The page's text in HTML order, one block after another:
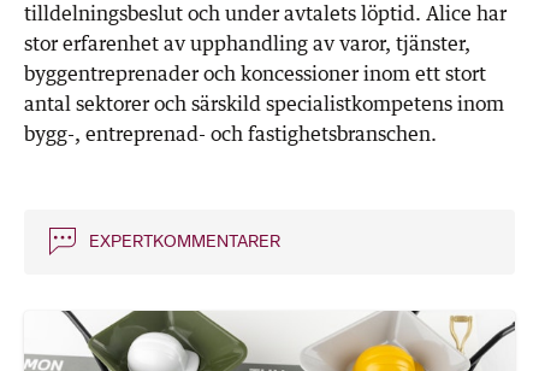
tilldelningsbeslut och under avtalets löptid. Alice har
stor erfarenhet av upphandling av varor, tjänster,
byggentreprenader och koncessioner inom ett stort
antal sektorer och särskild specialistkompetens inom
bygg-, entreprenad- och fastighetsbranschen.
EXPERTKOMMENTARER